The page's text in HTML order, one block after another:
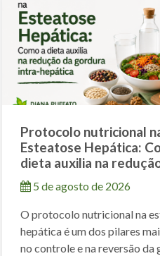
Protocolo nutricional
Esteatose Hepática:
dieta auxilia na
5 de agosto de 2026
O protocolo nutricional na
hepática é um dos pilares
no controle e na reversão da